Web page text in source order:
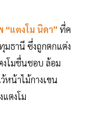
แตงโม นิดา” ที่ค
มธานี ซึ่งถูกตกแต่ง
งโมชื่นชอบ ล้อม
หน้าไม้กางเขน
ตงโม